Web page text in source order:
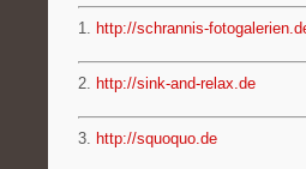
1. http://schrannis-
2. http://sink-and-relax.de
3. http://squoquo.de